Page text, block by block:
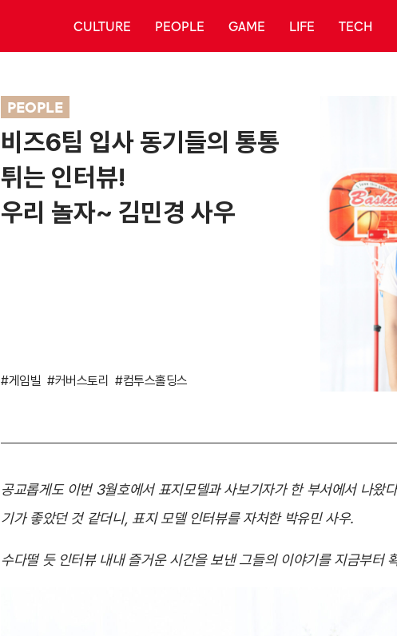
CULTURE PEOPLE GAME LIFE TECH
PEOPLE
비즈6팀 입사 동기들의 통통
튀는 인터뷰!
우리 놀자~ 김민경 사우
#게임빌 #커버스토리 #컴투스홀딩스
공교롭게도 이번 3월호에서 표지모델과 사보기자가 한 부서에서 나왔
기가 좋았던 것 같더니, 표지 모델 인터뷰를 자처한 박유민 사우.
수다떨 듯 인터뷰 내내 즐거운 시간을 보낸 그들의 이야기를 지금부터